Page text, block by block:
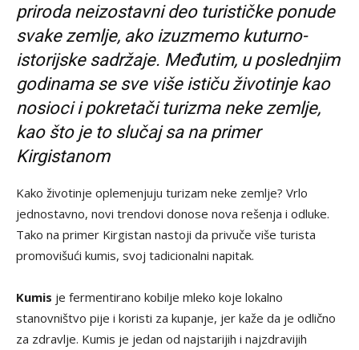
priroda neizostavni deo turističke ponude
svake zemlje, ako izuzmemo kuturno-
istorijske sadržaje. Međutim, u poslednjim
godinama se sve više ističu životinje kao
nosioci i pokretači turizma neke zemlje,
kao što je to slučaj sa na primer
Kirgistanom
Kako životinje oplemenjuju turizam neke zemlje? Vrlo
jednostavno, novi trendovi donose nova rešenja i odluke.
Tako na primer Kirgistan nastoji da privuče više turista
promovišući kumis, svoj tadicionalni napitak.
Kumis je fermentirano kobilje mleko koje lokalno
stanovništvo pije i koristi za kupanje, jer kaže da je odlično
za zdravlje. Kumis je jedan od najstarijih i najzdravijih